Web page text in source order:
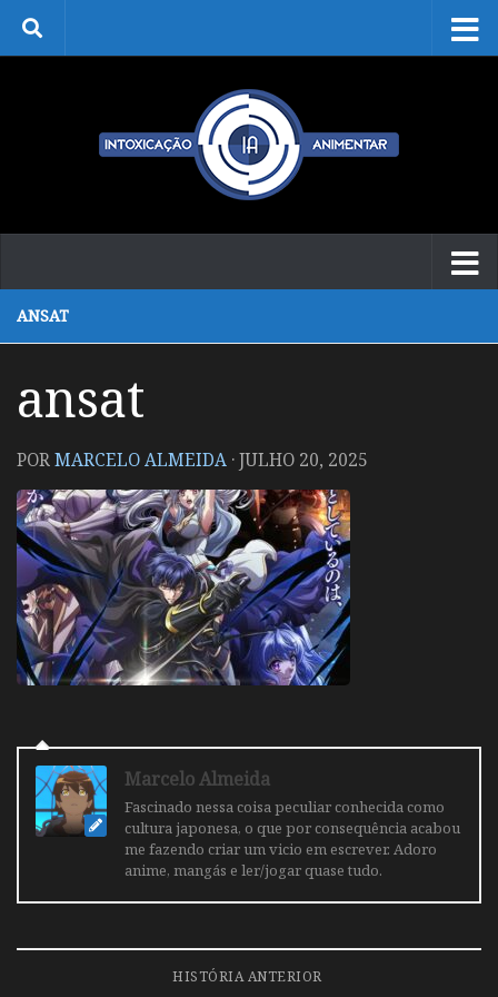
Skip to content
ANSAT
ansat
PORMARCELO ALMEIDA ·JULHO 20, 2025
Marcelo Almeida
Fascinado nessa coisa peculiar conhecida como
cultura japonesa, o que por consequência acabou
me fazendo criar um vicio em escrever. Adoro
anime, mangás e ler/jogar quase tudo.
HISTÓRIA ANTERIOR